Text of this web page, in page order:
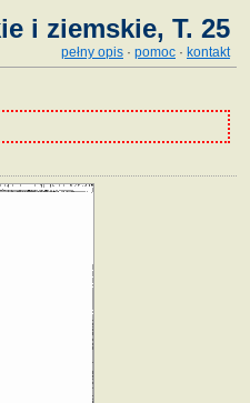
i ziemskie, T. 25
pełny opis · pomoc · kontakt